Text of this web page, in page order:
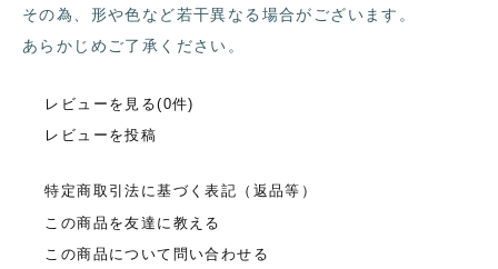
その為、形や色など若干異なる場合がございます。
あらかじめご了承ください。
レビューを見る(0件)
レビューを投稿
特定商取引法に基づく表記（返品等）
この商品を友達に教える
この商品について問い合わせる